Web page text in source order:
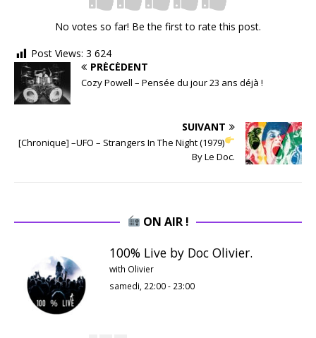
No votes so far! Be the first to rate this post.
Post Views: 3 624
PRÉCÉDENT
Cozy Powell – Pensée du jour 23 ans déjà !
SUIVANT
[Chronique] –UFO – Strangers In The Night (1979)
By Le Doc.
ON AIR !
100% Live by Doc Olivier.
with Olivier
samedi, 22:00- 23:00